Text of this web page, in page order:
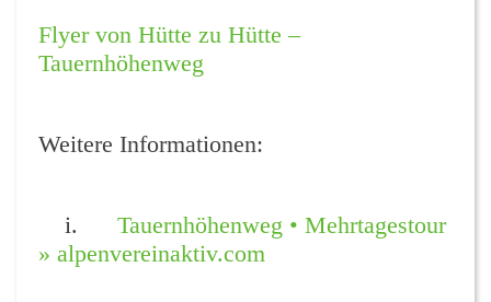
Flyer von Hütte zu Hütte –
Tauernhöhenweg
Weitere Informationen:
i. Tauernhöhenweg • Mehrtagestour
» alpenvereinaktiv.com